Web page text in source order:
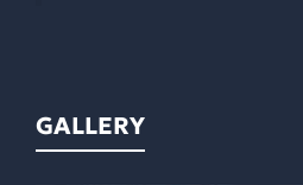
GALLERY